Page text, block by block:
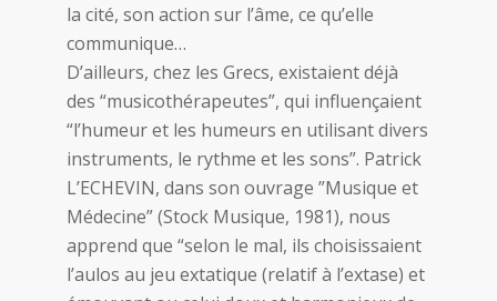
la cité, son action sur l’âme, ce qu’elle
communique…
D’ailleurs, chez les Grecs, existaient déjà
des “musicothérapeutes”, qui influençaient
“l’humeur et les humeurs en utilisant divers
instruments, le rythme et les sons”. Patrick
L’ECHEVIN, dans son ouvrage ”Musique et
Médecine” (Stock Musique, 1981), nous
apprend que “selon le mal, ils choisissaient
l’aulos au jeu extatique (relatif à l’extase) et